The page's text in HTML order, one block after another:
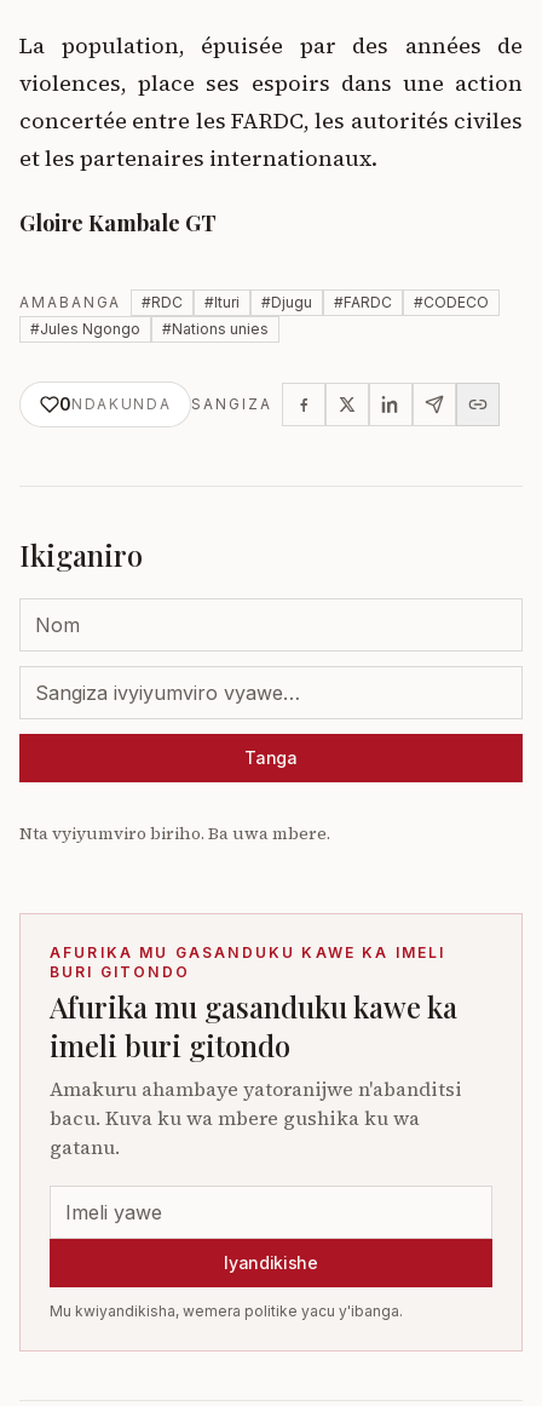
La population, épuisée par des années de
violences, place ses espoirs dans une action
concertée entre les FARDC, les autorités civiles
et les partenaires internationaux.
Gloire Kambale GT
AMABANGA #RDC #Ituri #Djugu #FARDC #CODECO
#Jules Ngongo #Nations unies
0NDAKUNDA SANGIZA
Ikiganiro
Tanga
Nta vyiyumviro biriho. Ba uwa mbere.
AFURIKA MU GASANDUKU KAWE KA IMELI
BURI GITONDO
Afurika mu gasanduku kawe ka
imeli buri gitondo
Amakuru ahambaye yatoranijwe n'abanditsi
bacu. Kuva ku wa mbere gushika ku wa
gatanu.
Iyandikishe
Mu kwiyandikisha, wemera politike yacu y'ibanga.